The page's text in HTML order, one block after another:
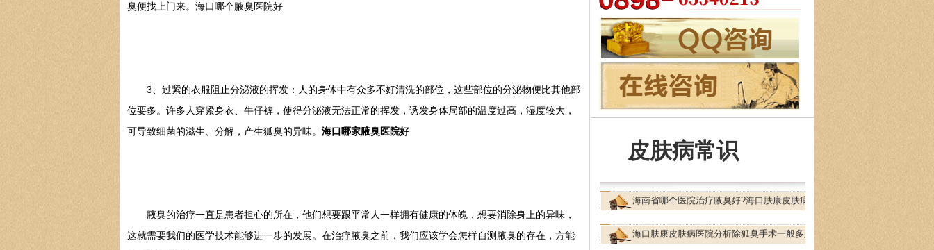
臭便找上门来。海口哪个腋臭医院好
3、过紧的衣服阻止分泌液的挥发：人的身体中有众多不好清洗的部位，这些部位的分泌物便比其他部
位要多。许多人穿紧身衣、牛仔裤，使得分泌液无法正常的挥发，诱发身体局部的温度过高，湿度较大，
可导致细菌的滋生、分解，产生狐臭的异味。 海口哪家腋臭医院好
腋臭的治疗一直是患者担心的所在，他们想要跟平常人一样拥有健康的体魄，想要消除身上的异味，
这就需要我们的医学技术能够进一步的发展。在治疗腋臭之前，我们应该学会怎样自测腋臭的存在，方能
擅长治疗：皮肤性病、过敏性疾病、红斑鳞屑
性皮肤病及疑难少…[详细]
皮肤病常识
海南省哪个医院治疗腋臭好?海口肤康皮肤病
海口肤康皮肤病医院分析除狐臭手术一般多少